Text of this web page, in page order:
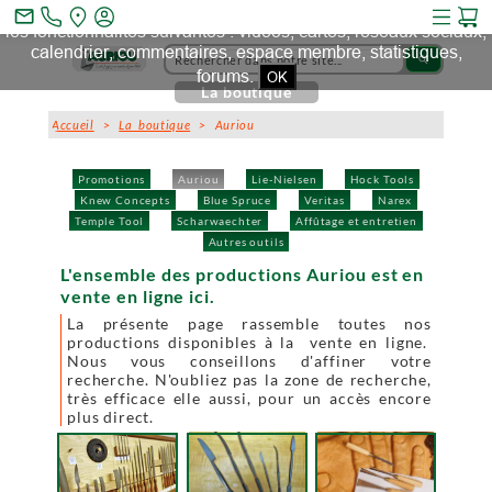
search
Promotions Auriou Lie-Nielsen
Hock Tools
Knew Concepts
Blue Spruce Veritas
Narex
Temple Tool
Scharwaechter
Affûtage et entretien
Autres outils
La boutique
Accueil >La boutique > Auriou
L'ensemble des productions Auriou est en
vente en ligne ici.
La présente page rassemble toutes nos
productions disponibles à la vente en ligne.
Nous vous conseillons d'affiner votre
recherche. N'oubliez pas la zone de recherche,
très efficace elle aussi, pour un accès encore
plus direct.
mail_outline
Ce site et des sites tiers qu'il utilise collectent des cookies pour
les fonctionnalités suivantes : vidéos, cartes, réseaux sociaux,
calendrier, commentaires, espace membre, statistiques,
forums. OK